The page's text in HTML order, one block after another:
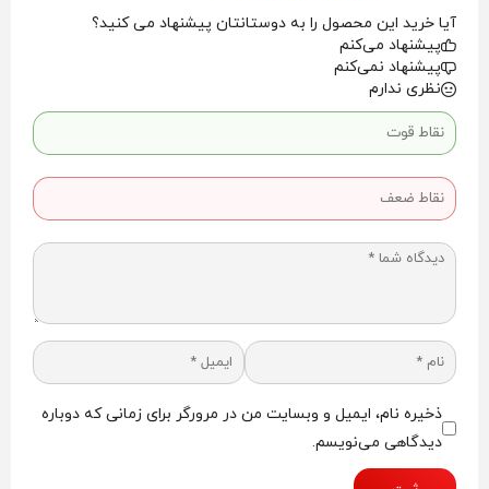
دستکش و عینک محافظ داشته باشید؛ زیرا پوست در
مواجهه با اپتیکال برایتنر ممکن است قرمز شود و یا تاول در
آن ایجاد شود.
خرید OB1
OB1 که از مواد وارداتی به حساب می آید قابل تامین توسط پلی
021 (واحد فروش پلی زون) تماس حاصل فرمایید.
نکته
استفاده می کنید کیفیت خالص ندارد و احتمالا حاوی پودر
کلسیم،دی اکسید تیتانیوم و غیره است.از آنجایی که شما هم در
مواد پلاستیکی خود از موادی چون تیتان، فیلر و … استفاده می
کنید ، این میزان ناخالصی در اپتیکال برایتنر دیده نمی شود.
آیا خرید این محصول را به دوستانتان پیشنهاد می کنید؟
پیشنهاد می‌کنم
پیشنهاد نمی‌کنم
نظری ندارم
ذخیره نام، ایمیل و وبسایت من در مرورگر برای زمانی که دوباره
دیدگاهی می‌نویسم.